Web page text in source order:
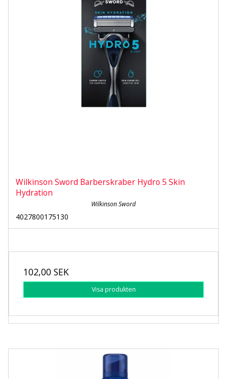
Wilkinson Sword Barberskraber Hydro 5 Skin
Hydration
Wilkinson Sword
4027800175130
102,00 SEK
Visa produkten